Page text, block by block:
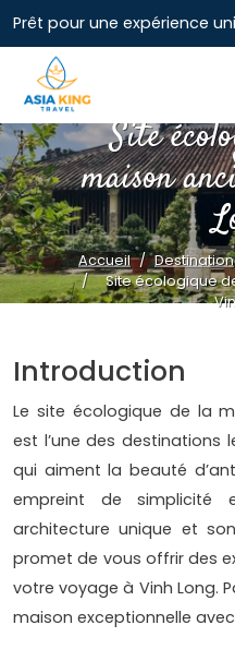
Prêt pour une expérience
Site
maison
Accueil Destination
Site écologique
Introduction
Le site écologique de la
est l’une des destinations
qui aiment la beauté
empreint de simplicité
architecture unique et
promet de vous offrir des
votre voyage à Vinh Long.
maison exceptionnelle avec